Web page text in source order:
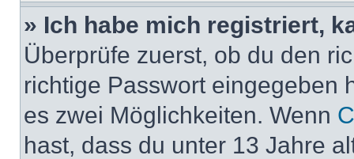
» Ich habe mich registriert,
Überprüfe zuerst, ob du den
richtige Passwort eingegeben
es zwei Möglichkeiten. Wenn
hast, dass du unter 13 Jahre